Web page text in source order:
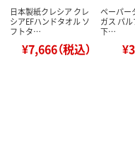
日本製紙クレシア クレ
シアEFハンドタオル ソ
フトタ…
¥7,666（税込）
ペーパー
ガス パ
下…